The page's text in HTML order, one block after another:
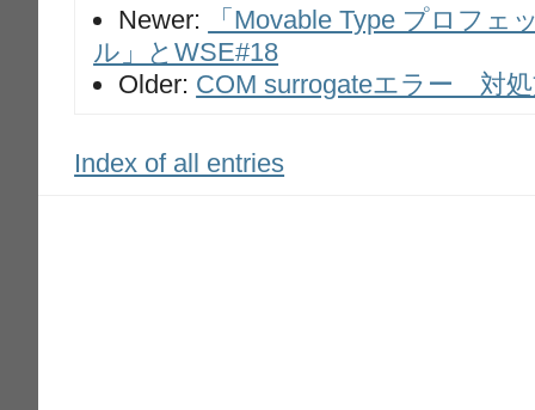
Newer:
「Movable Type プロフェ
ル」とWSE#18
Older: COM surrogateエラー 対
Index of all entries